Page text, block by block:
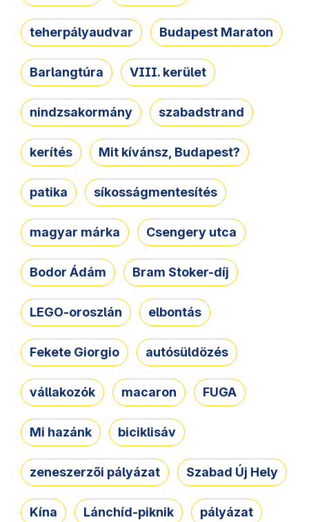
teherpályaudvar Budapest Maraton
Barlangtúra VIII. kerület
nindzsakormány szabadstrand
kerítés Mit kívánsz, Budapest?
patika síkosságmentesítés
magyar márka Csengery utca
Bodor Ádám Bram Stoker-díj
LEGO-oroszlán elbontás
Fekete Giorgio autósüldözés
vállakozók macaron FUGA
Mi hazánk biciklisáv
zeneszerzői pályázat Szabad Új Hely
Kína Lánchíd-piknik pályázat